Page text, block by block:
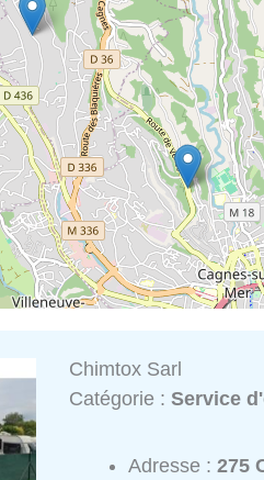
Chimtox Sarl
Catégorie :Service
Adresse :275